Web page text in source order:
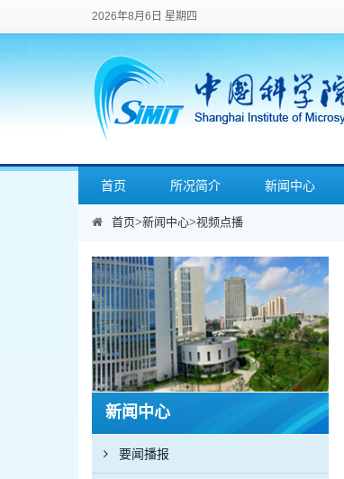
2026年8月6日 星期四
首页 所况简介 新闻中心
首页>新闻中心>视频点播
新闻中心
要闻播报